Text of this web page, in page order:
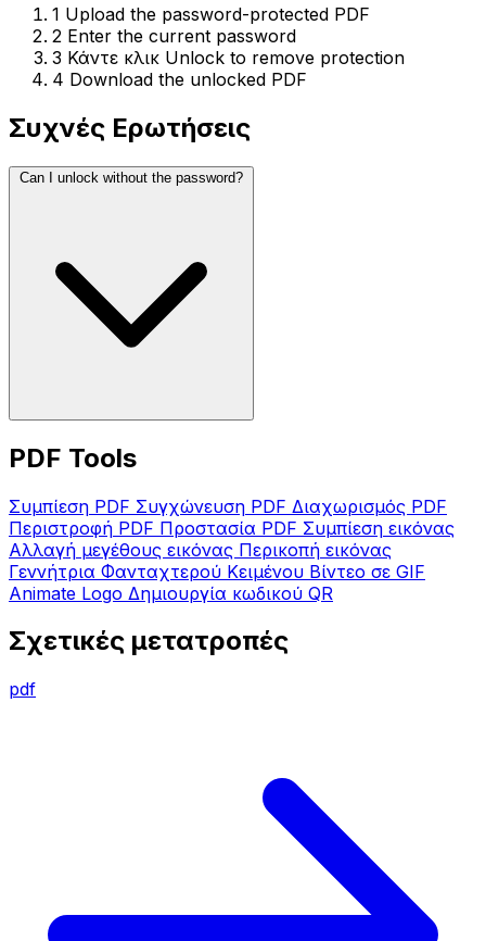
1 Upload the password-protected PDF
2 Enter the current password
3 Κάντε κλικ Unlock to remove protection
4 Download the unlocked PDF
Συχνές Ερωτήσεις
Can I unlock without the password?
PDF Tools
Συμπίεση PDF Συγχώνευση PDF Διαχωρισμός PDF
Περιστροφή PDF Προστασία PDF Συμπίεση εικόνας
Αλλαγή μεγέθους εικόνας Περικοπή εικόνας
Γεννήτρια Φανταχτερού Κειμένου Βίντεο σε GIF
Animate Logo Δημιουργία κωδικού QR
Σχετικές μετατροπές
pdf